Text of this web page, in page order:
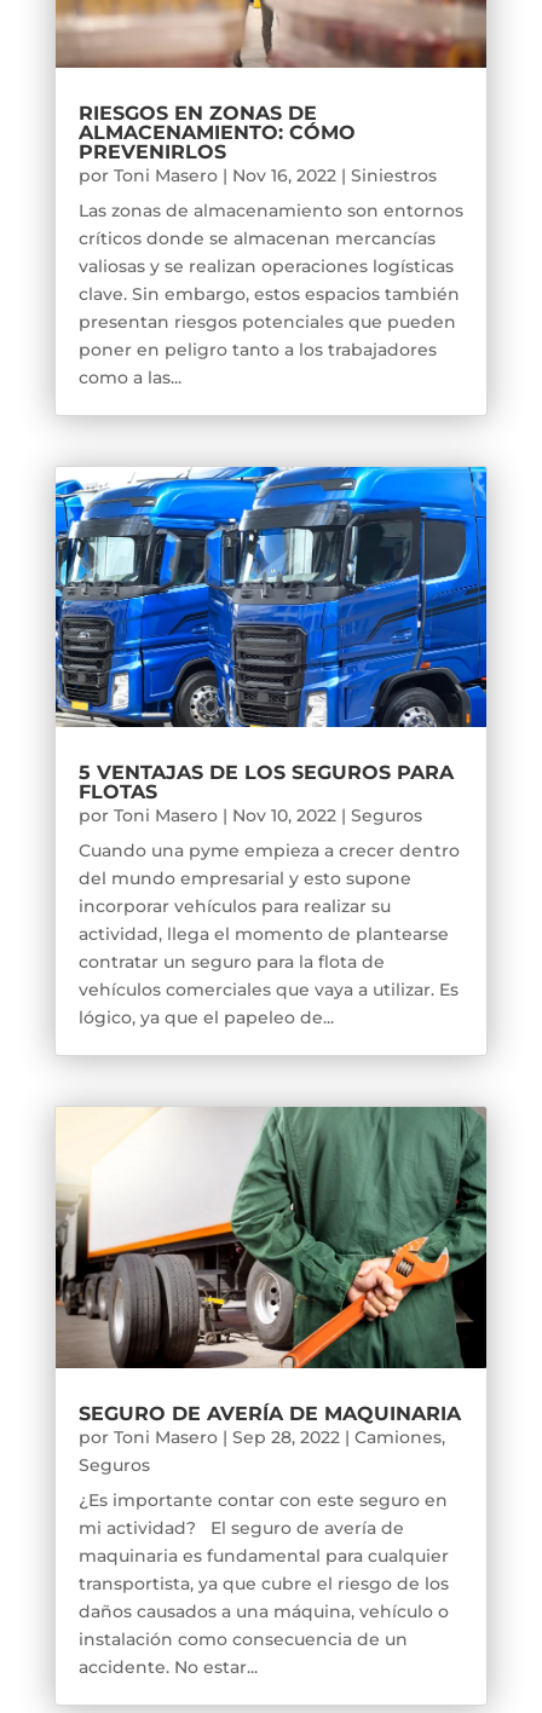
RIESGOS EN ZONAS DE
ALMACENAMIENTO: CÓMO
PREVENIRLOS
por Toni Masero| Nov 16, 2022 | Siniestros
Las zonas de almacenamiento son entornos
críticos donde se almacenan mercancías
valiosas y se realizan operaciones logísticas
clave. Sin embargo, estos espacios también
presentan riesgos potenciales que pueden
poner en peligro tanto a los trabajadores
como a las...
5 VENTAJAS DE LOS SEGUROS PARA
FLOTAS
por Toni Masero| Nov 10, 2022| Seguros
Cuando una pyme empieza a crecer dentro
del mundo empresarial y esto supone
incorporar vehículos para realizar su
actividad, llega el momento de plantearse
contratar un seguro para la flota de
vehículos comerciales que vaya a utilizar. Es
lógico, ya que el papeleo de...
SEGURO DE AVERÍA DE MAQUINARIA
por Toni Masero| Sep 28, 2022| Camiones,
Seguros
¿Es importante contar con este seguro en
mi actividad? El seguro de avería de
maquinaria es fundamental para cualquier
transportista, ya que cubre el riesgo de los
daños causados a una máquina, vehículo o
instalación como consecuencia de un
accidente. No estar...